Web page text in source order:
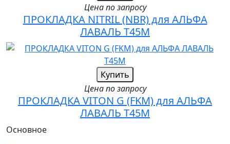
Цена по запросу
ПРОКЛАДКА NITRIL (NBR) для АЛЬФА
ЛАВАЛЬ T45M
Купить
Цена по запросу
ПРОКЛАДКА VITON G (FKM) для АЛЬФА
ЛАВАЛЬ T45M
Основное